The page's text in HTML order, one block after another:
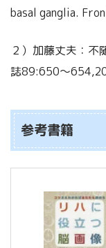
basal ganglia.
２）加藤丈夫：不
誌89:650～
参考書籍